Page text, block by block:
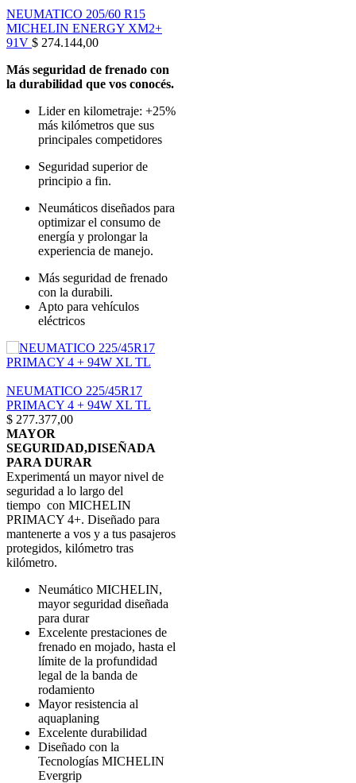
NEUMATICO 205/60 R15
MICHELIN ENERGY XM2+
91V $ 274.144,00
Más seguridad de frenado con
la durabilidad que vos conocés.
Lider en kilometraje: +25%
más kilómetros que sus
principales competidores
Seguridad superior de
principio a fin.
Neumáticos diseñados para
optimizar el consumo de
energía y prolongar la
experiencia de manejo.
Más seguridad de frenado
con la durabili.
Apto para vehículos
eléctricos
NEUMATICO 225/45R17
PRIMACY 4 + 94W XL TL
$ 277.377,00
MAYOR
SEGURIDAD,DISEÑADA
PARA DURAR
Experimentá un mayor nivel de
seguridad a lo largo del
tiempo con MICHELIN
PRIMACY 4+. Diseñado para
mantenerte a vos y a tus pasajeros
protegidos, kilómetro tras
kilómetro.
Neumático MICHELIN,
mayor seguridad diseñada
para durar
Excelente prestaciones de
frenado en mojado, hasta el
límite de la profundidad
legal de la banda de
rodamiento
Mayor resistencia al
aquaplaning
Excelente durabilidad
Diseñado con la
Tecnologías MICHELIN
Evergrip